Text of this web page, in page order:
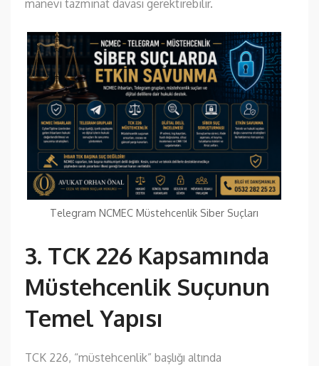
manevi tazminat davası gerektirebilir.
Telegram NCMEC Müstehcenlik Siber Suçları
3. TCK 226 Kapsamında
Müstehcenlik Suçunun
Temel Yapısı
TCK 226, “müstehcenlik” başlığı altında